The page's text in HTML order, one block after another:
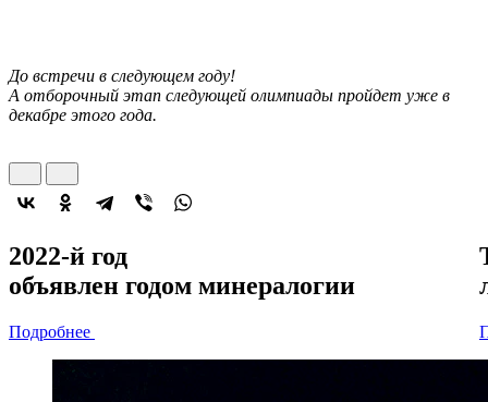
До встречи в следующем году!
А отборочный этап следующей олимпиады пройдет уже в
декабре этого года.
2022-й год
объявлен годом минералогии
Подробнее